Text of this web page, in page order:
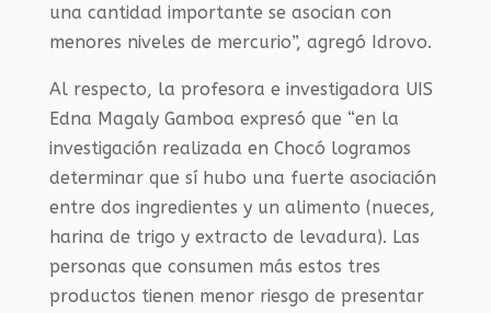
una cantidad importante se asocian con
menores niveles de mercurio”, agregó Idrovo.
Al respecto, la profesora e investigadora UIS
Edna Magaly Gamboa expresó que “en la
investigación realizada en Chocó logramos
determinar que sí hubo una fuerte asociación
entre dos ingredientes y un alimento (nueces,
harina de trigo y extracto de levadura). Las
personas que consumen más estos tres
productos tienen menor riesgo de presentar